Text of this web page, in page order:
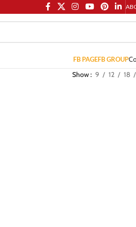
FB PAGEFB GROUP
Show 9 12 18